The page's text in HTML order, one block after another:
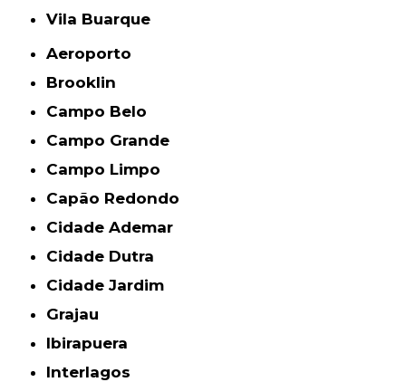
Vila Buarque
Aeroporto
Brooklin
Campo Belo
Campo Grande
Campo Limpo
Capão Redondo
Cidade Ademar
Cidade Dutra
Cidade Jardim
Grajau
Ibirapuera
Interlagos